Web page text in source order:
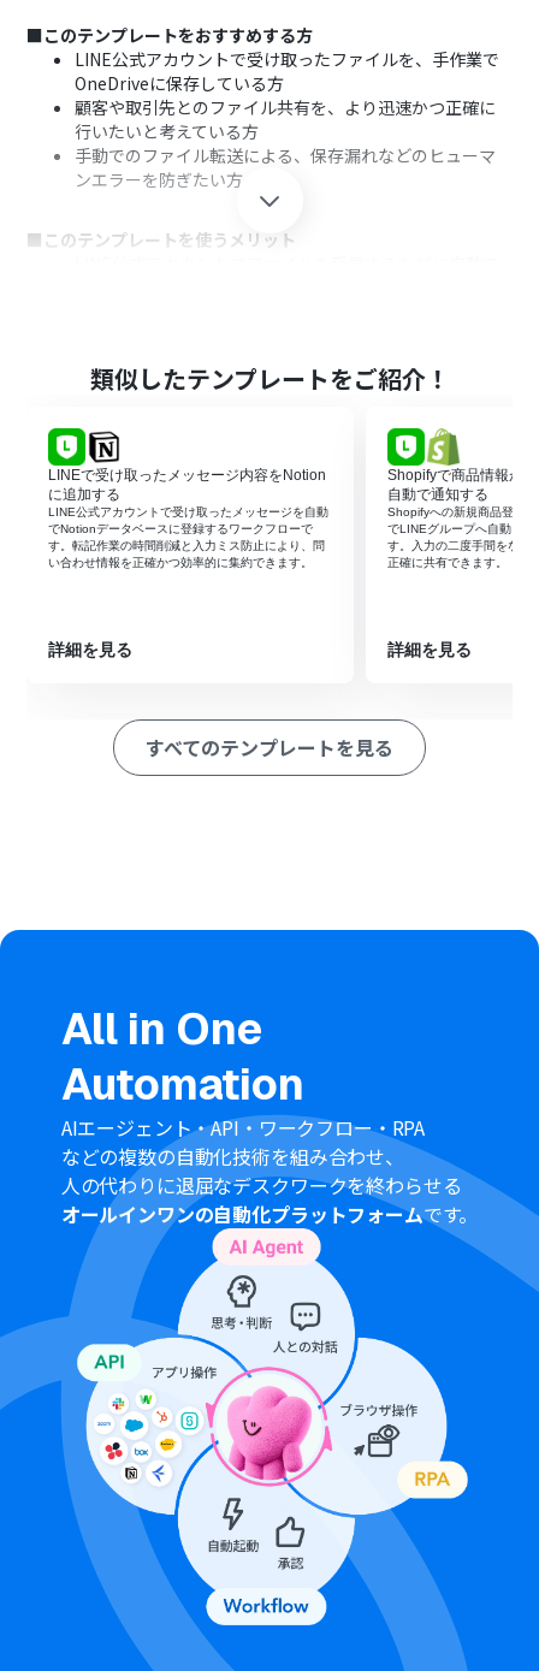
■このテンプレートをおすすめする方
LINE公式アカウントで受け取ったファイルを、手作業で
OneDriveに保存している方
顧客や取引先とのファイル共有を、より迅速かつ正確に
行いたいと考えている方
手動でのファイル転送による、保存漏れなどのヒューマ
ンエラーを防ぎたい方
■このテンプレートを使うメリット
ァイル管理の正確性を高めます。
■フローボットの流れ
はじめに、LINE公式アカウントとOneDriveをYoomと連
携します。
次に、トリガーでLINE公式アカウントを選択し、「ユー
ザーからメッセージを受けとったら」というアクションを
設定します。
にします。
ファイルだった場合の処理として、オペレーションで
次に、オペレーションでデータ変換機能を選択し、取得
したファイル名を任意のルールで変換するよう設定する
ことも可能です。
ション
OneDriveにファイルをアップロードする際、ファイル名
を自由にカスタマイズできます。例えば、「受信日時_ユ
数）を組み込んで、自動でファイル名を変更することが可
能です。
ファイルのアップロード先となるOneDriveのフォルダ
は、任意のフォルダIDを指定して設定してください。特
定のプロジェクトやクライアントごとのフォルダに自動で
振り分ける運用も実現できます。
注意事項
LINE公式アカウント、OneDriveのそれぞれとYoomを連
携してください。
Microsoft365（旧Office365）には、家庭向けプランと一
般法人向けプラン（Microsoft365 Business）があり、一
般法人向けプランに加入していない場合には認証に失敗
する可能性があります。
分岐はパーソナルプラン以上のプランでご利用いただけ
る機能（オペレーション）となっております。フリープラ
ンの場合は設定しているフローボットのオペレーション
はエラーとなりますので、ご注意ください。
パーソナルプランなどの有料プランは、2週間の無料トラ
イアルを行うことが可能です。無料トライアル中には制限
対象のアプリや機能（オペレーション）を使用すること
ができます。
ダウンロード可能なファイル容量は最大300MBまでで
す。アプリの仕様によっては300MB未満になる可能性が
類似したテンプレートをご紹介！
LINEで受け取ったメッセージ内容をNotion
に追加する
LINE公式アカウントで受け取ったメッセージを自動
でNotionデータベースに登録するワークフローで
す。転記作業の時間削減と入力ミス防止により、問
い合わせ情報を正確かつ効率的に集約できます。
詳細を見る
Shopifyで商品情報が
自動で通知する
Shopifyへの新規商品登録
でLINEグループへ自動メ
す。入力の二度手間をなく
正確に共有できます。
詳細を見る
すべてのテンプレートを見る
All in One
Automation
AIエージェント・API・ワークフロー・RPA
などの複数の自動化技術を組み合わせ、
人の代わりに退屈なデスクワークを終わらせる
オールインワンの自動化プラットフォームです。